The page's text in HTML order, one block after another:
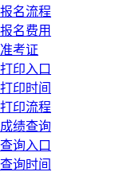
报名流程
报名费用
准考证
打印入口
打印时间
打印流程
成绩查询
查询入口
查询时间